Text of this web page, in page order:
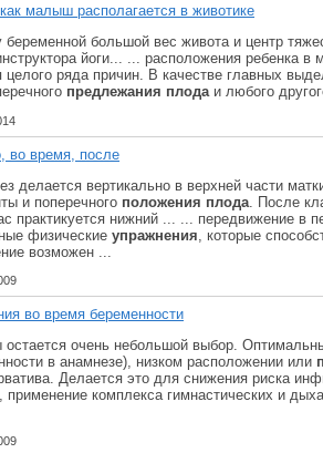
малыш располагается в животике
у беременной большой вес живота и центр
йоги... ... расположения ребенка в
целого ряда причин. В качестве главных
предлежания плода и любого
во время, после
делается вертикально в верхней части
и поперечного положения плода . После
практикуется нижний ... ... передвижение в
физические упражнения , которые
возможен ...
во время беременности
очень небольшой выбор.
в анамнезе), низком расположении или
Делается это для снижения риска
комплекса гимнастических и